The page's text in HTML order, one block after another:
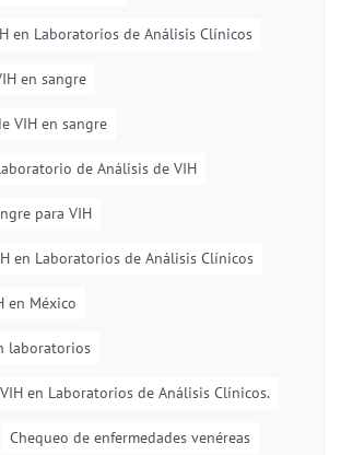
en Laboratorios de Análisis Clínicos
en sangre
VIH en sangre
de Análisis de VIH
para VIH
en Laboratorios de Análisis Clínicos
en México
laboratorios
en Laboratorios de Análisis Clínicos.
Chequeo de enfermedades venéreas